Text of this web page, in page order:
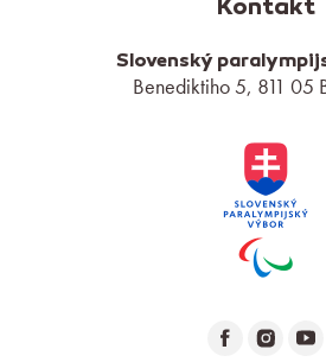
Kontakt
Slovenský
Benediktiho 5, 811 05